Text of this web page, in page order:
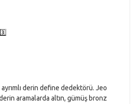
derin define dedektörü. Jeo
aramalarda altın, gümüş bronz